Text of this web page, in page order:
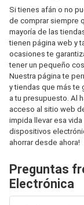
Si tienes afán o no
de comprar siempre
mayoría de las
tienen página web y
ocasiones te
tener un pequeño
Nuestra página te
y tiendas que más te
a tu presupuesto. Al
acceso al sitio web
impida llevar esa
dispositivos
ahorrar desde ahora!
Preguntas
Electrónica